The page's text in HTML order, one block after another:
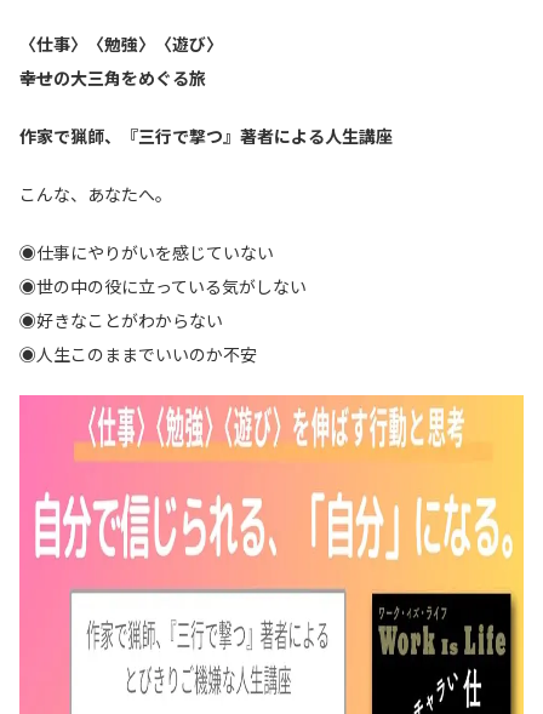
〈仕事〉〈勉強〉〈遊び〉
――幸せの大三角をめぐる旅
作家で猟師、『三行で撃つ』著者による人生講座
こんな、あなたへ。
◉仕事にやりがいを感じていない
◉世の中の役に立っている気がしない
◉好きなことがわからない
◉人生このままでいいのか不安